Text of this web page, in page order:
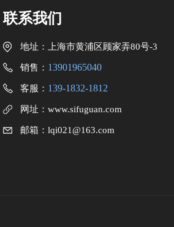
联系我们
地址：上海市黄浦区顾家弄80号-3
销售： 13901965040
客服： 139-1832-1812
网址：www.sifuguan.com
邮箱：lqi021@163.com